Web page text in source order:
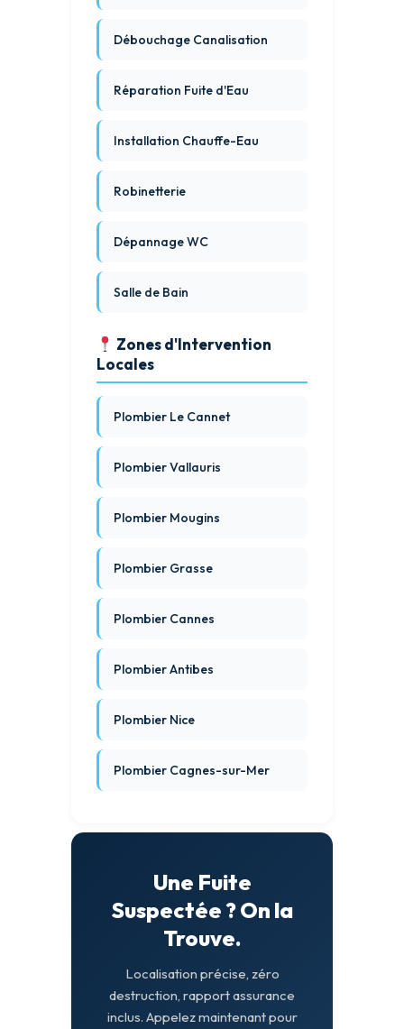
Débouchage Canalisation
Réparation Fuite d'Eau
Installation Chauffe-Eau
Robinetterie
Dépannage WC
Salle de Bain
Zones d'Intervention
Locales
Plombier Le Cannet
Plombier Vallauris
Plombier Mougins
Plombier Grasse
Plombier Cannes
Plombier Antibes
Plombier Nice
Plombier Cagnes-sur-Mer
Une Fuite
Suspectée ? On la
Trouve.
Localisation précise, zéro
destruction, rapport assurance
inclus. Appelez maintenant pour